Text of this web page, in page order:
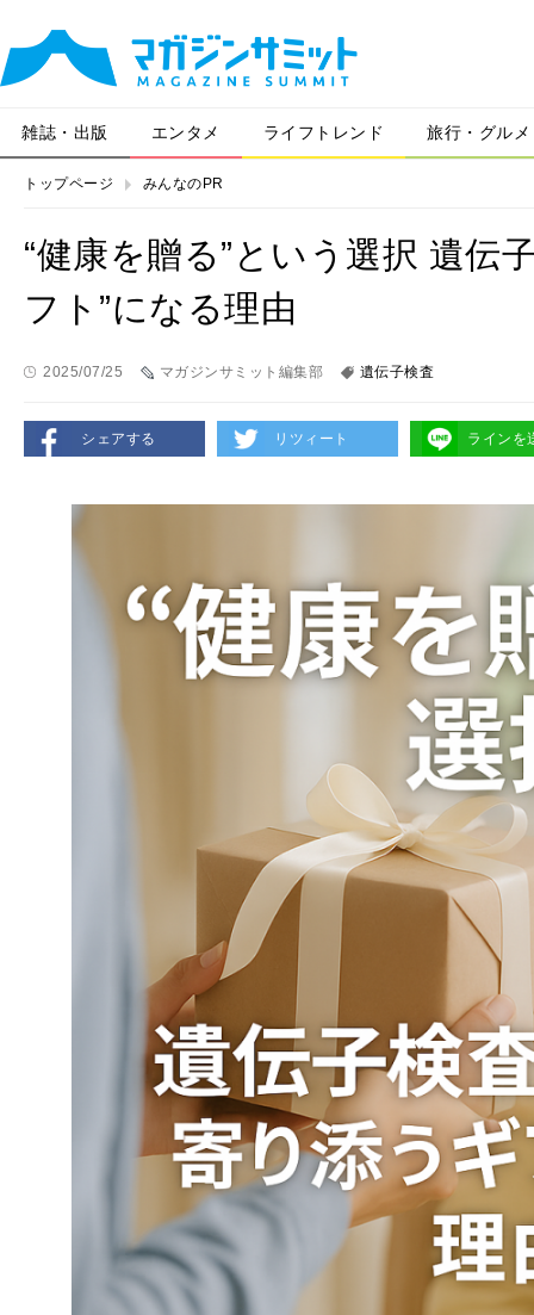
雑誌・出版 エンタメ ライフトレンド 旅行・グルメ
トップページ みんなのPR
“健康を贈る”という選択 遺伝
フト”になる理由
2025/07/25 マガジンサミット編集部 遺伝子検査
シェアする リツィート ラインを